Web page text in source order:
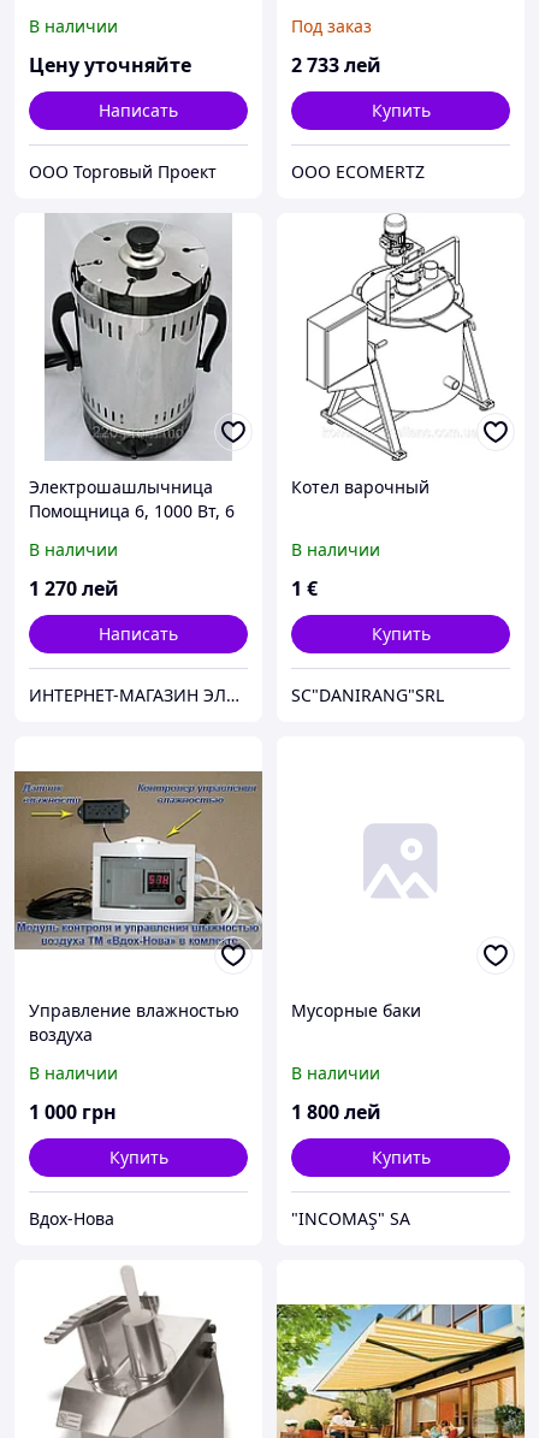
В наличии
Цену уточняйте
Написать
ООО Торговый Проект
Под заказ
2 733лей
Купить
OOO ECOMERTZ
Электрошашлычница
Помощница 6, 1000 Вт, 6
В наличии
1 270лей
Написать
ИНТЕРНЕТ-МАГАЗИН ЭЛЕКТРОНИКИ "220 VOLT"
Котел варочный
В наличии
1 €
Купить
SC"DANIRANG"SRL
Управление влажностью
воздуха
В наличии
1 000 грн
Купить
Вдох-Нова
Мусорные баки
В наличии
1 800лей
Купить
"INCOMAŞ" SA